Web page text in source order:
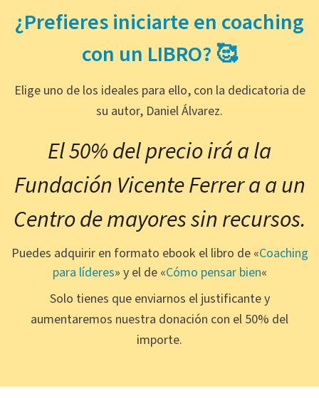
¿Prefieres iniciarte en coaching
con un LIBRO? 🥰
Elige uno de los ideales para ello, con la dedicatoria de
su autor, Daniel Álvarez.
El 50% del precio irá a la
Fundación Vicente Ferrer a a un
Centro de mayores sin recursos.
Puedes adquirir en formato ebook el libro de «Coaching
para líderes» y el de «Cómo pensar bien«
Solo tienes que enviarnos el justificante y
aumentaremos nuestra donación con el 50% del
importe.